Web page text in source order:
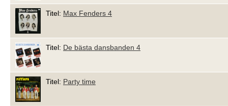
Titel: Max Fenders 4
Titel: De bästa dansbanden 4
Titel: Party time